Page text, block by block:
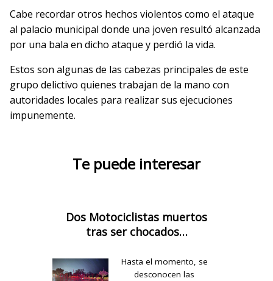
Cabe recordar otros hechos violentos como el ataque
al palacio municipal donde una joven resultó alcanzada
por una bala en dicho ataque y perdió la vida.
Estos son algunas de las cabezas principales de este
grupo delictivo quienes trabajan de la mano con
autoridades locales para realizar sus ejecuciones
impunemente.
Te puede interesar
Dos Motociclistas muertos
tras ser chocados…
Hasta el momento, se
desconocen las